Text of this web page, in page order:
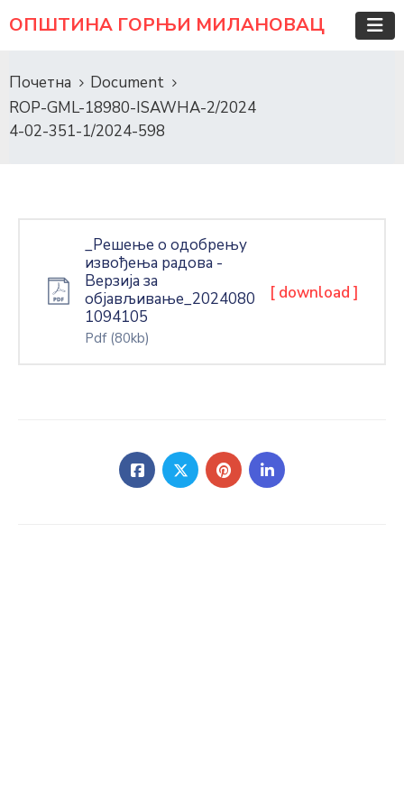
ОПШТИНА ГОРЊИ МИЛАНОВАЦ
Почетна
Document
ROP-GML-18980-ISAWHA-2/2024
4-02-351-1/2024-598
_Решење о одобрењу
извођења радова -
Верзија за
објављивање_2024080
1094105
Pdf (80kb)
[ download ]